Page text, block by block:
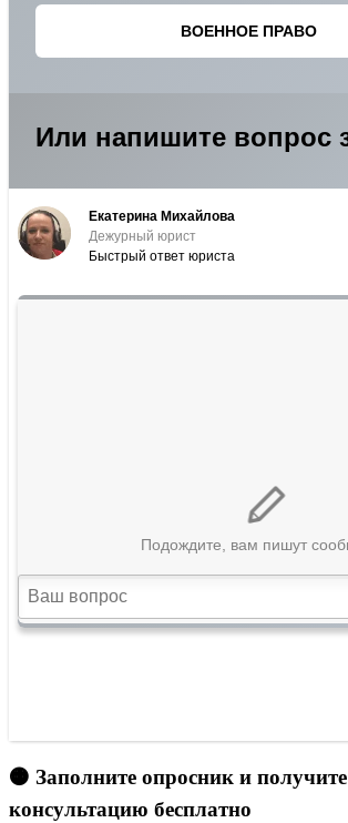
🟠 Заполните опросник и получите
консультацию бесплатно